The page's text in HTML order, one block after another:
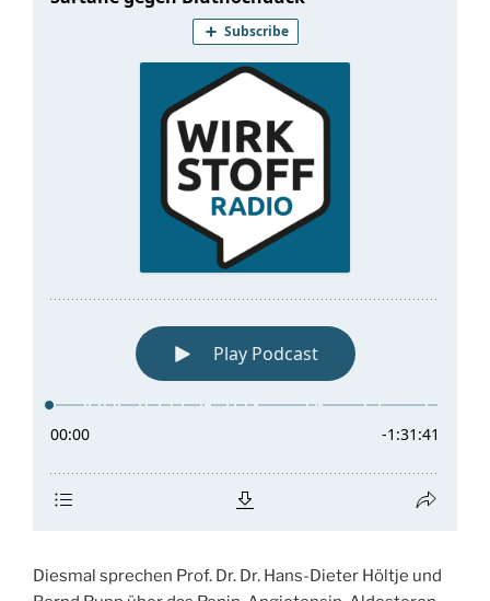
Diesmal sprechen Prof. Dr. Dr. Hans-Dieter Höltje und